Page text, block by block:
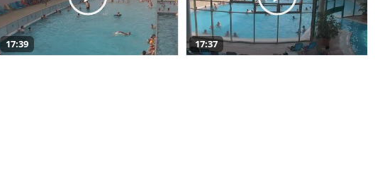
17:39 17:37